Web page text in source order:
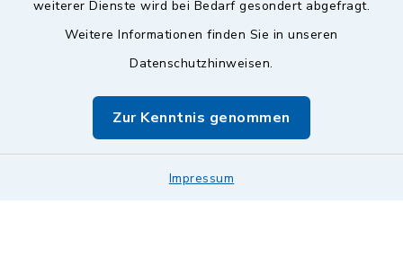
weiterer Dienste wird bei Bedarf gesondert abgefragt.
Weitere Informationen finden Sie in unseren
Datenschutzhinweisen.
Zur Kenntnis genommen
Impressum
Datenschutz
Sitemap
Leitweg-ID & Rechnungsadressen